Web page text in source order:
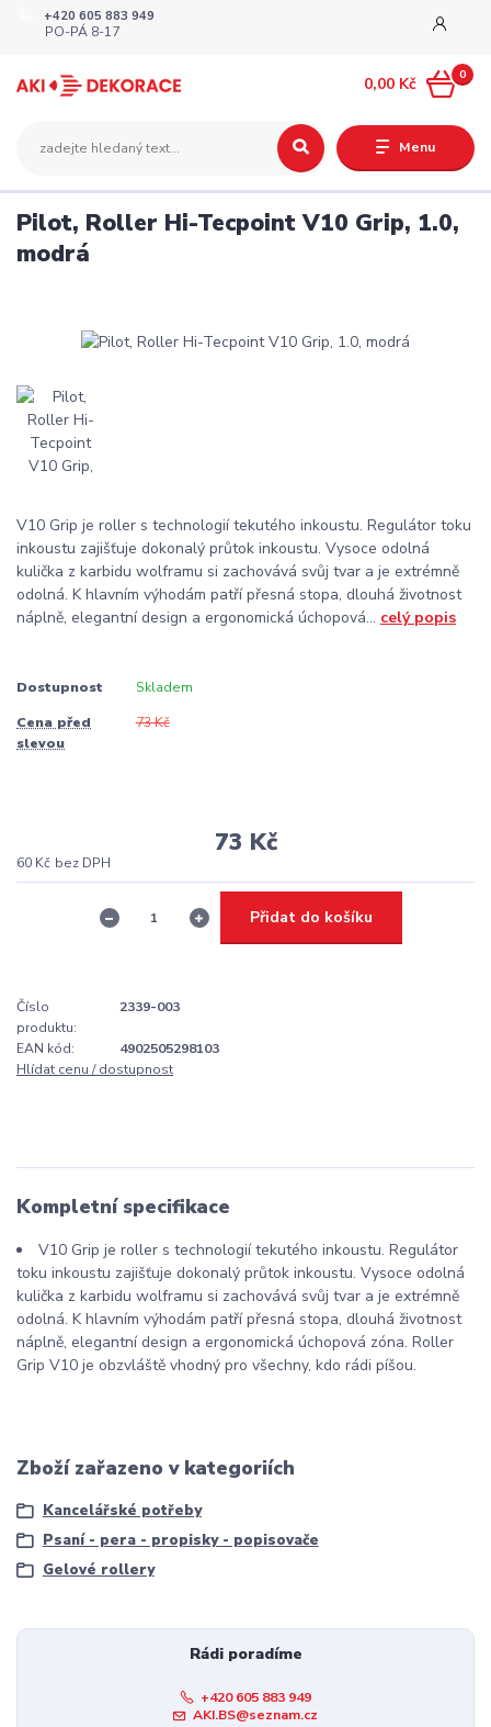
Menu
+420 605 883 949
PO-PÁ 8-17
0
0,00 Kč
Pilot, Roller Hi-Tecpoint V10 Grip, 1.0,
modrá
V10 Grip je roller s technologií tekutého inkoustu. Regulátor toku
inkoustu zajišťuje dokonalý průtok inkoustu. Vysoce odolná
kulička z karbidu wolframu si zachovává svůj tvar a je extrémně
odolná. K hlavním výhodám patří přesná stopa, dlouhá životnost
náplně, elegantní design a ergonomická úchopová... celý popis
Dostupnost Skladem
Cena před
slevou
73 Kč
73 Kč
60 Kč bez DPH
Přidat do košíku
Číslo
produktu:
2339-003
EAN kód:
4902505298103
Hlídat cenu / dostupnost
Kompletní specifikace
V10 Grip je roller s technologií tekutého inkoustu. Regulátor
toku inkoustu zajišťuje dokonalý průtok inkoustu. Vysoce odolná
kulička z karbidu wolframu si zachovává svůj tvar a je extrémně
odolná. K hlavním výhodám patří přesná stopa, dlouhá životnost
náplně, elegantní design a ergonomická úchopová zóna. Roller
Grip V10 je obzvláště vhodný pro všechny, kdo rádi píšou.
Zboží zařazeno v kategoriích
Kancelářské potřeby
Psaní - pera - propisky - popisovače
Gelové rollery
Rádi poradíme
+420 605 883 949
AKI.BS@seznam.cz